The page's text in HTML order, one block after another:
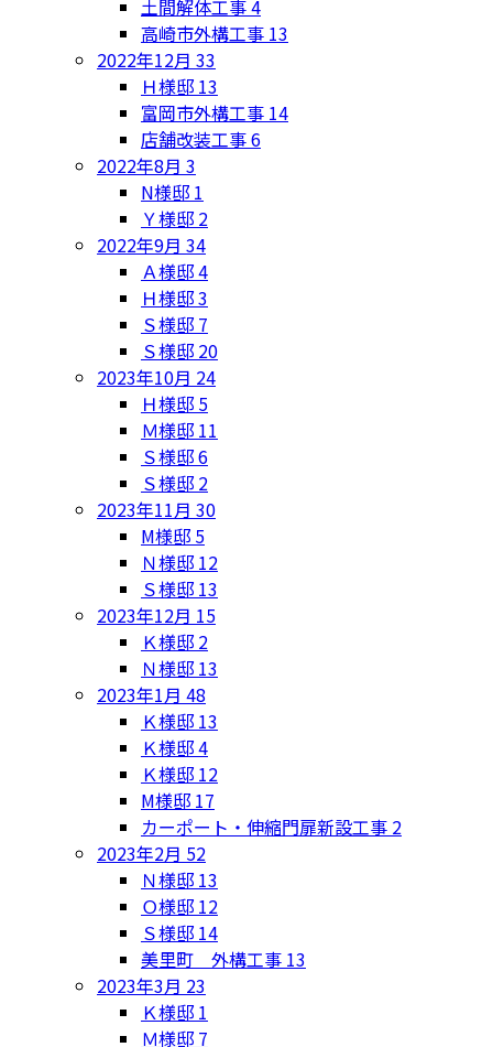
土間解体工事4
高崎市外構工事 13
2022年12月 33
Ｈ様邸 13
富岡市外構工事 14
店舗改装工事6
2022年8月 3
N様邸 1
Ｙ様邸 2
2022年9月 34
Ａ様邸4
Ｈ様邸3
Ｓ様邸 7
Ｓ様邸 20
2023年10月 24
Ｈ様邸 5
Ｍ様邸 11
Ｓ様邸6
Ｓ様邸 2
2023年11月 30
M様邸 5
Ｎ様邸 12
Ｓ様邸 13
2023年12月 15
Ｋ様邸 2
Ｎ様邸 13
2023年1月 48
Ｋ様邸 13
Ｋ様邸4
Ｋ様邸 12
M様邸 17
カーポート・伸縮門扉新設工事 2
2023年2月 52
Ｎ様邸 13
Ｏ様邸 12
Ｓ様邸 14
美里町 外構工事 13
2023年3月 23
Ｋ様邸 1
Ｍ様邸 7